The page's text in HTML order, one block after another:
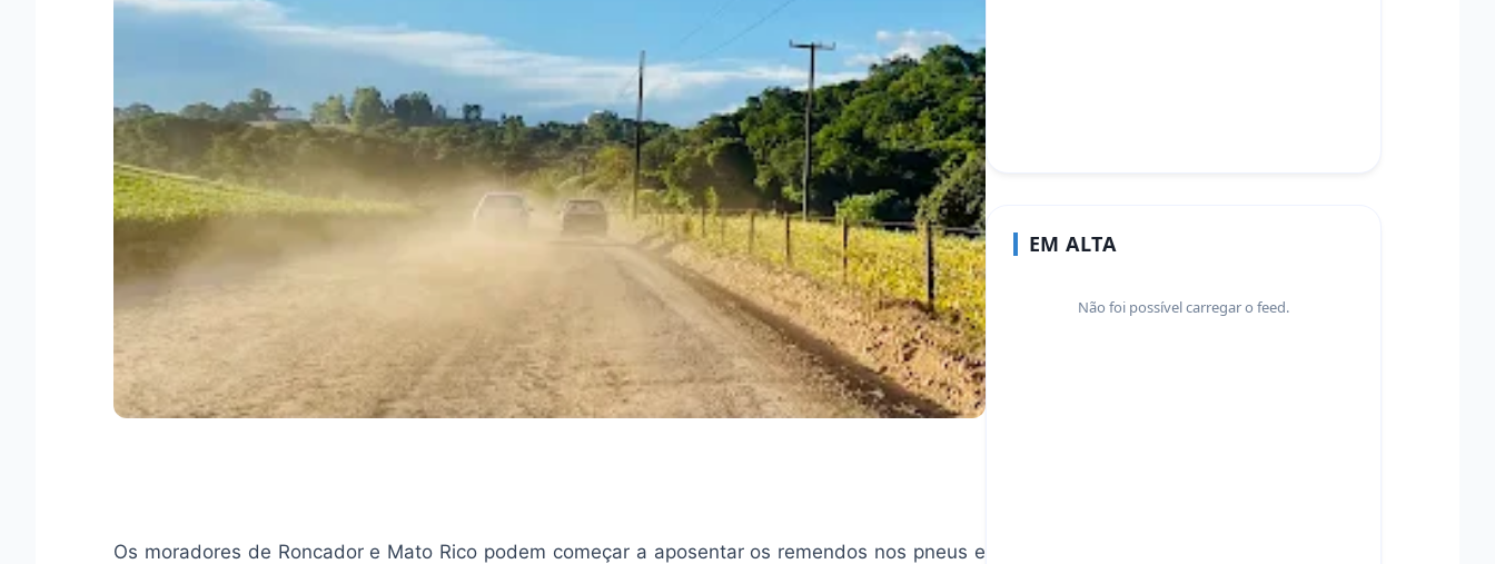
Os moradores de Roncador e Mato Rico podem começar a aposentar os remendos nos pneus e
EM ALTA
Não foi possível carregar o feed.